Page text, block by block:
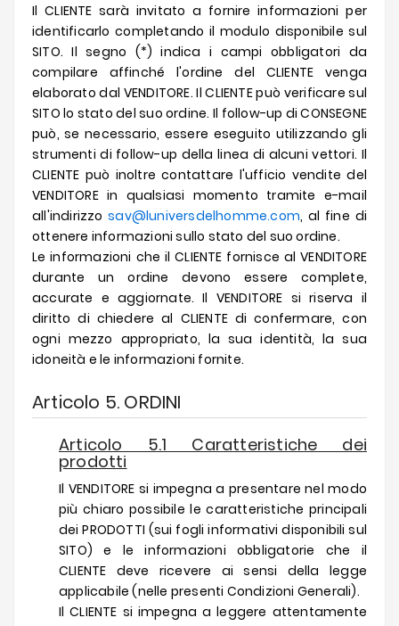
Il CLIENTE sarà invitato a fornire informazioni per
identificarlo completando il modulo disponibile sul
SITO. Il segno (*) indica i campi obbligatori da
compilare affinché l'ordine del CLIENTE venga
elaborato dal VENDITORE. Il CLIENTE può verificare sul
SITO lo stato del suo ordine. Il follow-up di CONSEGNE
può, se necessario, essere eseguito utilizzando gli
strumenti di follow-up della linea di alcuni vettori. Il
CLIENTE può inoltre contattare l'ufficio vendite del
VENDITORE in qualsiasi momento tramite e-mail
all'indirizzosav@luniversdelhomme.com, al fine di
ottenere informazioni sullo stato del suo ordine.
Le informazioni che il CLIENTE fornisce al VENDITORE
durante un ordine devono essere complete,
accurate e aggiornate. Il VENDITORE si riserva il
diritto di chiedere al CLIENTE di confermare, con
ogni mezzo appropriato, la sua identità, la sua
idoneità e le informazioni fornite.
Articolo 5. ORDINI
Articolo 5.1 Caratteristiche dei
prodotti
Il VENDITORE si impegna a presentare nel modo
più chiaro possibile le caratteristiche principali
dei PRODOTTI (sui fogli informativi disponibili sul
SITO) e le informazioni obbligatorie che il
CLIENTE deve ricevere ai sensi della legge
applicabile (nelle presenti Condizioni Generali).
Il CLIENTE si impegna a leggere attentamente